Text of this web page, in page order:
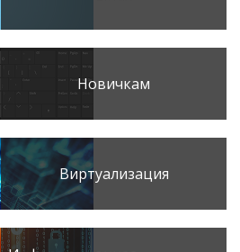
Новичкам
Виртуализация